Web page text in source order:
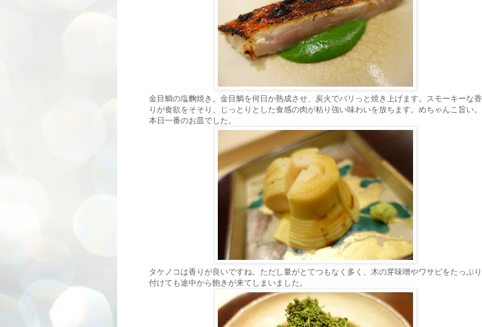
金目鯛の塩麴焼き。金目鯛を何日か熟成させ、炭火でバリっと焼き上げます。スモーキーな香
りが食欲をそそり、じっとりとした食感の肉が粘り強い味わいを放ちます。めちゃんこ旨い。
本日一番のお皿でした。
タケノコは香りが良いですね。ただし量がとてつもなく多く、木の芽味噌やワサビをたっぷり
付けても途中から飽きが来てしまいました。